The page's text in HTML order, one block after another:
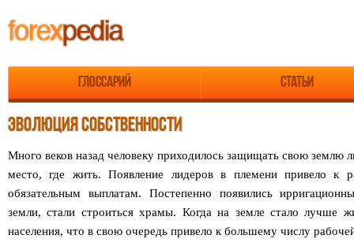
Глоссарий Статьи
ЭВОЛЮЦИЯ СОБСТВЕННОСТИ
Много веков назад человеку приходилось защищать свою землю
место, где жить. Появление лидеров в племени привело к
обязательным выплатам. Постепенно появились
земли, стали строиться храмы. Когда на земле стало лучше
населения, что в свою очередь привело к большему числу